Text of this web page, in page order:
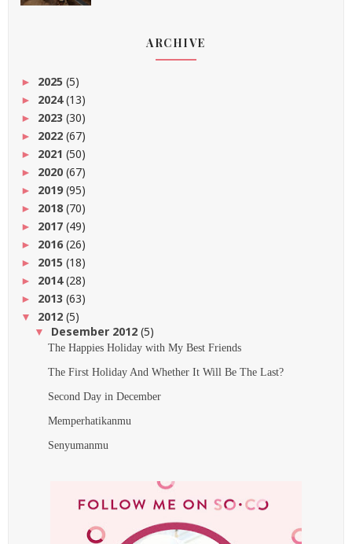
ARCHIVE
► 2025 (5)
► 2024(13)
► 2023 (30)
► 2022 (67)
► 2021 (50)
► 2020 (67)
► 2019(95)
► 2018 (70)
► 2017 (49)
► 2016(26)
► 2015 (18)
► 2014(28)
► 2013 (63)
▼ 2012 (5)
▼ Desember 2012 (5)
The Happies Holiday with My Best Friends
The First Holiday And Whether It Will Be The Last?
Second Day in December
Memperhatikanmu
Senyumanmu